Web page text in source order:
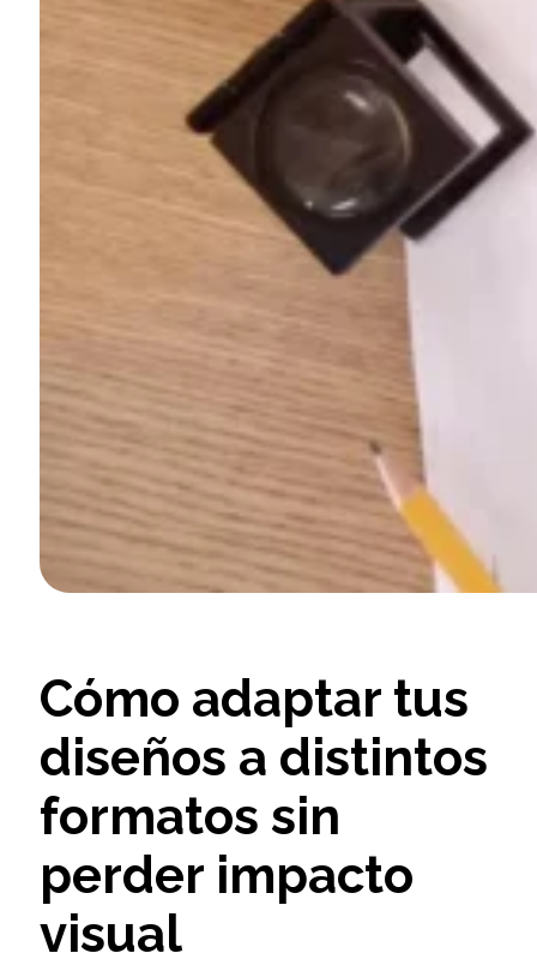
Cómo adaptar tus
diseños a distintos
formatos sin
perder impacto
visual